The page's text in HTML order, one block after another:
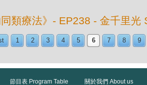
同類療法》- EP238 - 金千里
1 2 3 4 5 6 7 8 9
節目表 Program Table
關於我們 About us